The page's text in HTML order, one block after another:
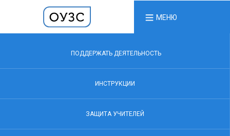
МЕНЮ
ПОДДЕРЖАТЬ ДЕЯТЕЛЬНОСТЬ
ИНСТРУКЦИИ
ЗАЩИТА УЧИТЕЛЕЙ